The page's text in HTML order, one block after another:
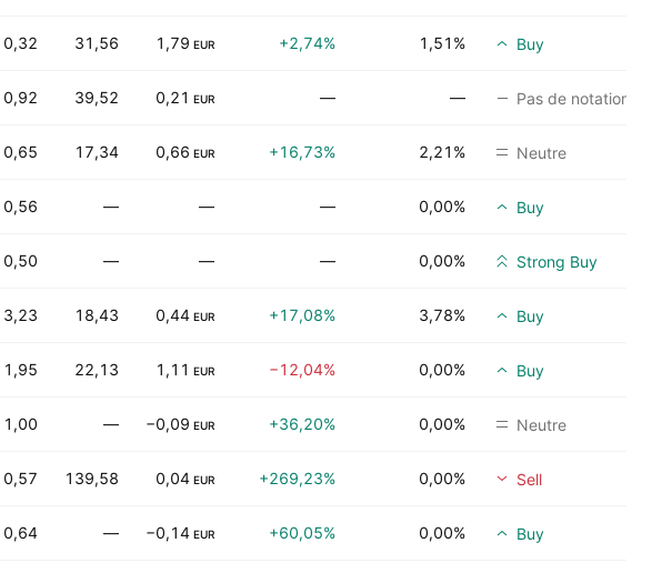
0,32 31,56 1,79 EUR +2,74% 1,51% Buy
0,92 39,52 0,21 EUR — — Pas de notation
0,65 17,34 0,66 EUR +16,73% 2,21% Neutre
0,56 — — — 0,00% Buy
0,50 — — — 0,00% Strong Buy
3,23 18,43 0,44 EUR +17,08% 3,78% Buy
1,95 22,13 1,11 EUR −12,04% 0,00% Buy
1,00 — −0,09 EUR +36,20% 0,00% Neutre
0,57 139,58 0,04 EUR +269,23% 0,00% Sell
0,64 — −0,14 EUR +60,05% 0,00% Buy